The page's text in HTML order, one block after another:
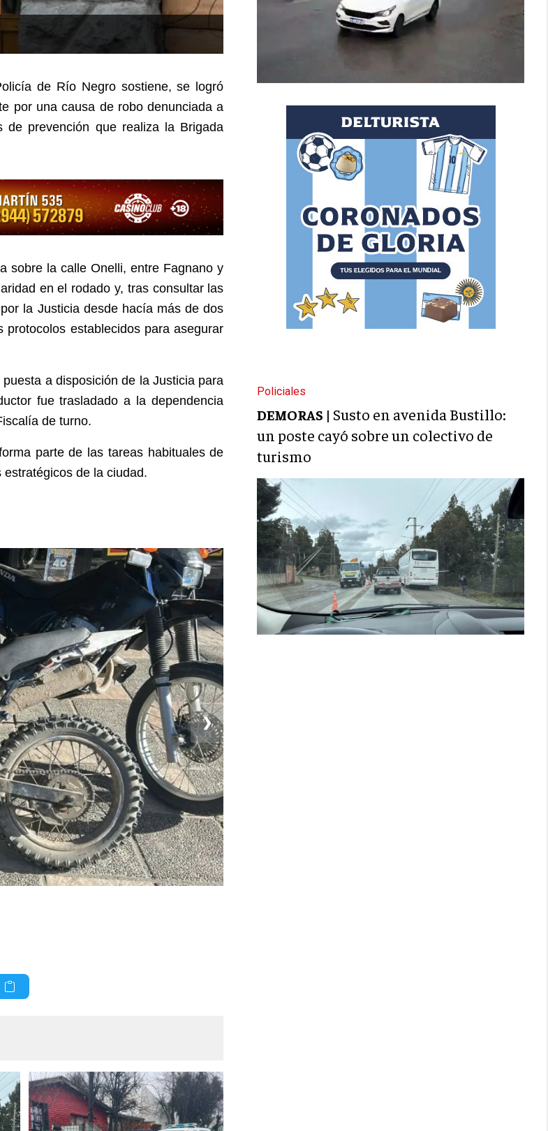
de Río Negro sostiene, se logró
por una causa de robo denunciada a
prevención que realiza la Brigada
sobre la calle Onelli, entre Fagnano y
en el rodado y, tras consultar las
la Justicia desde hacía más de dos
establecidos para asegurar
a disposición de la Justicia para
fue trasladado a la dependencia
de turno.
parte de las tareas habituales de
de la ciudad.
❯
Policiales
DEMORAS | Susto en avenida Bustillo:
un poste cayó sobre un colectivo de
turismo